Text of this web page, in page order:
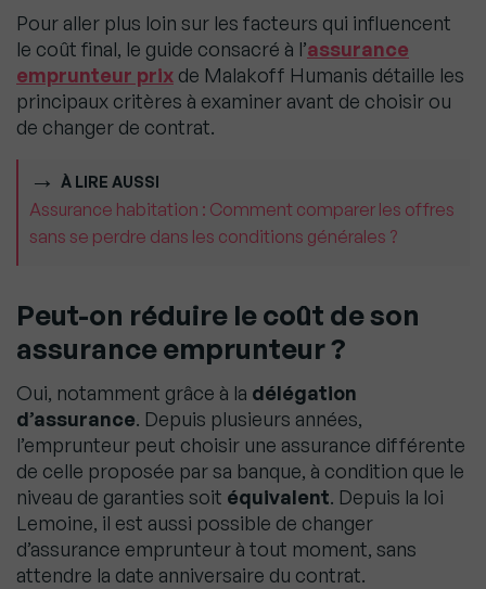
Pour aller plus loin sur les facteurs qui influencent
le coût final, le guide consacré à l’assurance
emprunteur prix de Malakoff Humanis détaille les
principaux critères à examiner avant de choisir ou
de changer de contrat.
À LIRE AUSSI
Assurance habitation : Comment comparer les offres
sans se perdre dans les conditions générales ?
Peut-on réduire le coût de son
assurance emprunteur ?
Oui, notamment grâce à la délégation
d’assurance. Depuis plusieurs années,
l’emprunteur peut choisir une assurance différente
de celle proposée par sa banque, à condition que le
niveau de garanties soit équivalent. Depuis la loi
Lemoine, il est aussi possible de changer
d’assurance emprunteur à tout moment, sans
attendre la date anniversaire du contrat.